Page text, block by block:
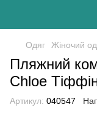
Одяг Жіночий
Пляжний
Chloe
Артикул: 040547